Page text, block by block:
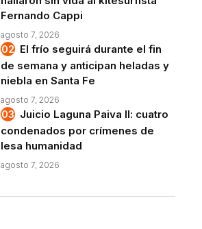
Fernando Cappi
agosto 7, 2026
El frío seguirá durante el fin
de semana y anticipan heladas y
niebla en Santa Fe
agosto 7, 2026
Juicio Laguna Paiva II: cuatro
condenados por crímenes de
lesa humanidad
agosto 7, 2026